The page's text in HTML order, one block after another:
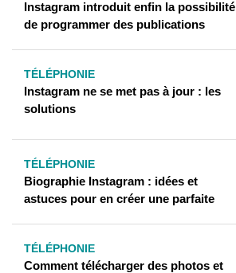
Instagram introduit enfin la possibilité
de programmer des publications
TÉLÉPHONIE
Instagram ne se met pas à jour : les
solutions
TÉLÉPHONIE
Biographie Instagram : idées et
astuces pour en créer une parfaite
TÉLÉPHONIE
Comment télécharger des photos et